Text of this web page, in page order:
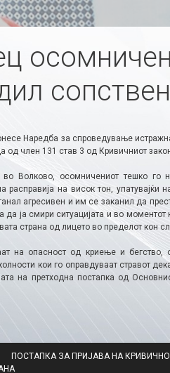
Наредба за спроведување
од член 131 став 3 од Кривичниот
Волково, осомничениот тешко го
на висок тон, упатувајќи
агресивен и им се заканил да
да ја смири ситуацијата и во
страна од лицето во пределот кон
на опасност од криење и
кои го оправдуваат стравот
на претходна постапка од
ПОСТАПКА ЗА ПРИЈАВА НА